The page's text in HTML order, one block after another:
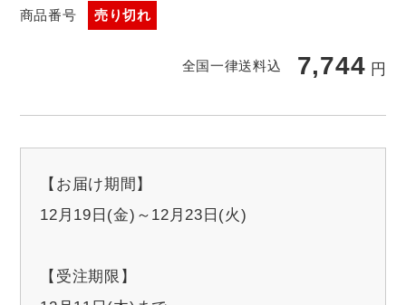
商品番号 売り切れ
全国一律送料込 7,744 円
【お届け期間】
12月19日(金)～12月23日(火)
【受注期限】